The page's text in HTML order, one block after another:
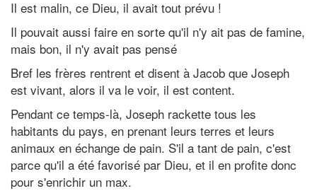
Il est malin, ce Dieu, il avait tout prévu !
Il pouvait aussi faire en sorte qu'il n'y ait pas de famine,
mais bon, il n'y avait pas pensé
Bref les frères rentrent et disent à Jacob que Joseph
est vivant, alors il va le voir, il est content.
Pendant ce temps-là, Joseph rackette tous les
habitants du pays, en prenant leurs terres et leurs
animaux en échange de pain. S'il a tant de pain, c'est
parce qu'il a été favorisé par Dieu, et il en profite donc
pour s'enrichir un max.